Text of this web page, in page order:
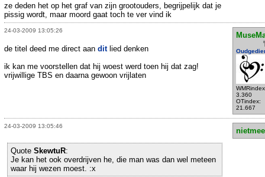
ze deden het op het graf van zijn grootouders, begrijpelijk dat je
pissig wordt, maar moord gaat toch te ver vind ik
24-03-2009 13:05:26
3.360
OTindex:
21.667
de titel deed me direct aan ditlied denken
ik kan me voorstellen dat hij woest werd toen hij dat zag!
vrijwillige TBS en daarna gewoon vrijlaten
24-03-2009 13:05:46
Quote SkewtuR:
Je kan het ook overdrijven he, die man was dan wel meteen
waar hij wezen moest. :x